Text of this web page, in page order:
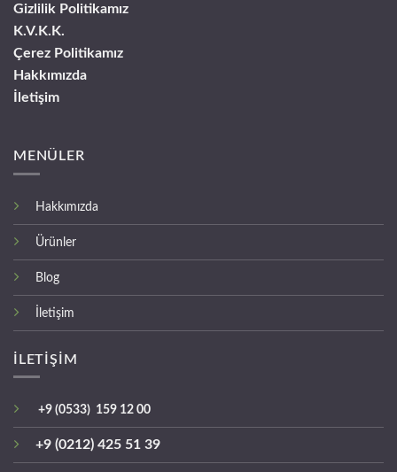
Gizlilik Politikamız
K.V.K.K.
Çerez Politikamız
Hakkımızda
İletişim
MENÜLER
Hakkımızda
Ürünler
Blog
İletişim
İLETİŞİM
+9 (0533) 159 12 00
+9 (0212) 425 51 39